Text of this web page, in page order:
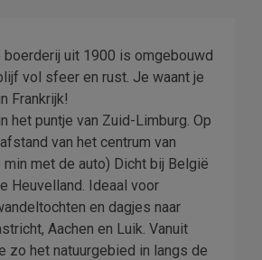
uit 1900 is omgebouwd
vol sfeer en rust. Je waant je
Frankrijk!
het puntje van Zuid-Limburg. Op
van het centrum van
met de auto) Dicht bij België
Heuvelland. Ideaal voor
en dagjes naar
Aachen en Luik. Vanuit
zo het natuurgebied in langs de